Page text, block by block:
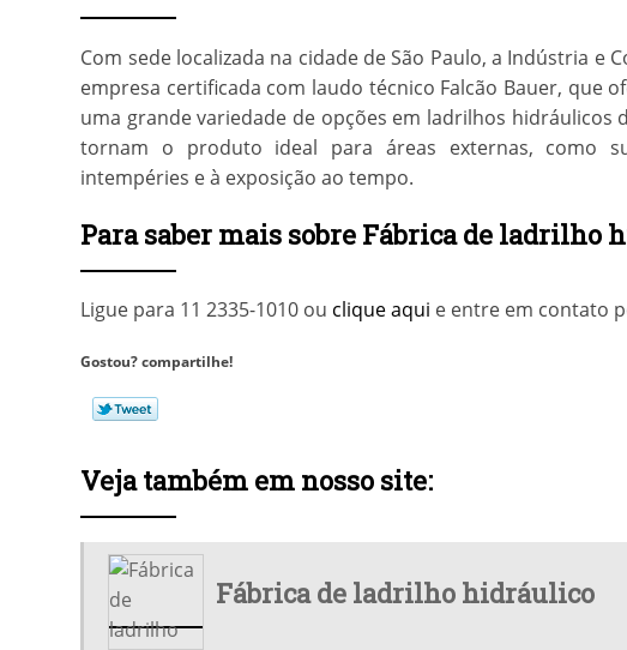
Com sede localizada na cidade de São Paulo, a Indústria e
empresa certificada com laudo técnico Falcão Bauer,
uma grande variedade de opções em ladrilhos
tornam o produto ideal para áreas externas, como
intempéries e à exposição ao tempo.
Para saber mais sobre Fábrica de ladrilho
Ligue para 11 2335-1010 ou clique aqui e entre em contato
Gostou? compartilhe!
Veja também em nosso site:
Fábrica de ladrilho hidráulico